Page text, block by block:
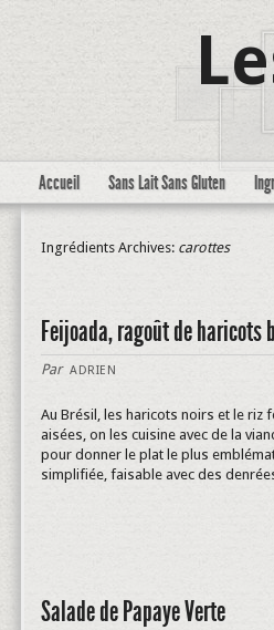
Accueil Sans Lait Sans Gluten
Ingrédients Archives: carottes
Feijoada, ragoût de haricots
Par ADRIEN
Au Brésil, les haricots noirs et le riz
aisées, on les cuisine avec de la
pour donner le plat le plus
simplifiée, faisable avec des
Salade de Papaye Verte